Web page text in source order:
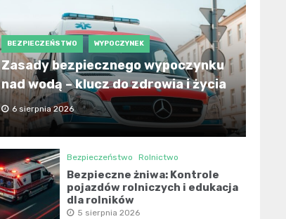
BEZPIECZEŃSTWO WYPOCZYNEK
Zasady bezpiecznego wypoczynku
nad wodą – klucz do zdrowia i życia
6 sierpnia 2026
Bezpieczeństwo Rolnictwo
Bezpieczne żniwa: Kontrole
pojazdów rolniczych i edukacja
dla rolników
5 sierpnia 2026